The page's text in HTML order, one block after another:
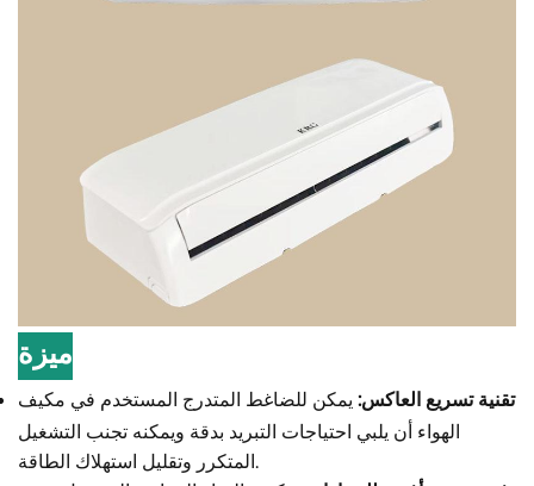
ميزة
تقنية تسريع العاكس:يمكن للضاغط المتدرج المستخدم في مكيف
الهواء أن يلبي احتياجات التبريد بدقة ويمكنه تجنب التشغيل
المتكرر وتقليل استهلاك الطاقة.